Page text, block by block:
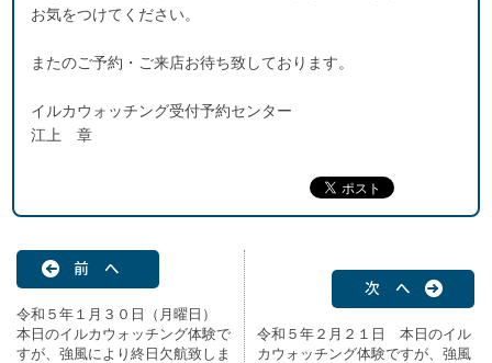
お気をつけてください。
またのご予約・ご来店お待ち致しております。
イルカウォッチング受付予約センター
江上 章
前 へ
令和５年１月３０日（月曜日）
本日のイルカウォッチング体験で
すが、強風により終日欠航致しま
次 へ
令和５年２月２１日 本日のイル
カウォッチング体験ですが、強風